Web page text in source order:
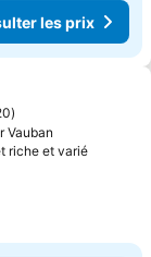
les prix
favoris
Vauban
riche et varié